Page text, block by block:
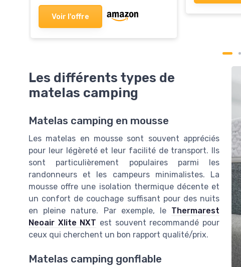
Voir l'offre
Les différents types de
matelas camping
Matelas camping en mousse
Les matelas en mousse sont souvent appréciés
pour leur légèreté et leur facilité de transport. Ils
sont particulièrement populaires parmi les
randonneurs et les campeurs minimalistes. La
mousse offre une isolation thermique décente et
un confort de couchage suffisant pour des nuits
en pleine nature. Par exemple, le Thermarest
Neoair Xlite NXT est souvent recommandé pour
ceux qui cherchent un bon rapport qualité/prix.
Matelas camping gonflable